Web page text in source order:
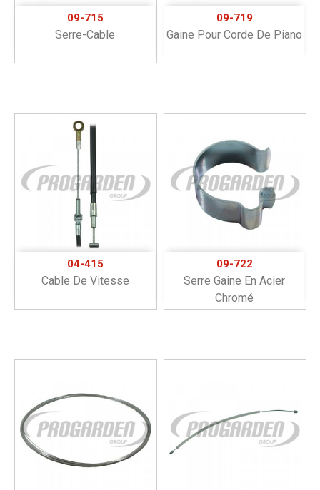
09-715
Serre-Cable
09-719
Gaine Pour Corde De Piano
04-415
Cable De Vitesse
09-722
Serre Gaine En Acier
Chromé